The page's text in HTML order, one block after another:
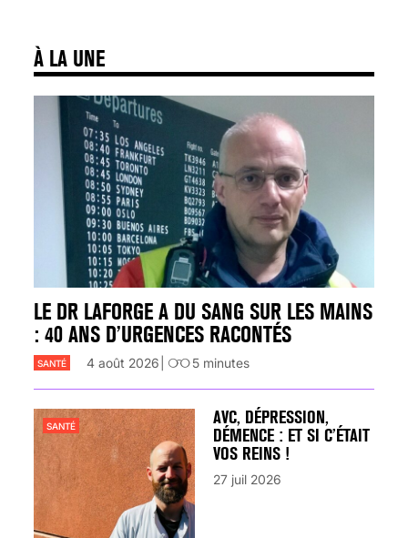
À LA UNE
LE DR LAFORGE A DU SANG SUR LES MAINS
: 40 ANS D’URGENCES RACONTÉS
SANTÉ 4 août 2026 5 minutes
AVC, DÉPRESSION,
DÉMENCE : ET SI C’ÉTAIT
VOS REINS !
SANTÉ
27 juil 2026